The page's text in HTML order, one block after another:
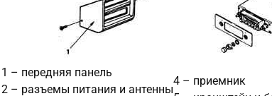
1 – передняя панель
2 – разъемы питания и антенны
4 – приемник